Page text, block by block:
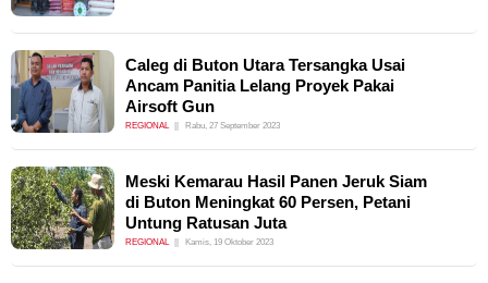
Caleg di Buton Utara Tersangka Usai
Ancam Panitia Lelang Proyek Pakai
Airsoft Gun
REGIONAL Rabu, 27 September 2023
Meski Kemarau Hasil Panen Jeruk Siam
di Buton Meningkat 60 Persen, Petani
Untung Ratusan Juta
REGIONAL Kamis, 19 Oktober 2023